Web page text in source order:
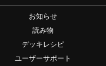
お知らせ
読み物
デッキレシピ
ユーザーサポート